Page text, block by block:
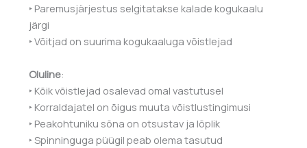
‣ Paremusjärjestus selgitatakse kalade kogukaalu
järgi
‣ Võitjad on suurima kogukaaluga võistlejad
Oluline:
‣ Kõik võistlejad osalevad omal vastutusel
‣ Korraldajatel on õigus muuta võistlustingimusi
‣ Peakohtuniku sõna on otsustav ja lõplik
‣ Spinninguga püügil peab olema tasutud